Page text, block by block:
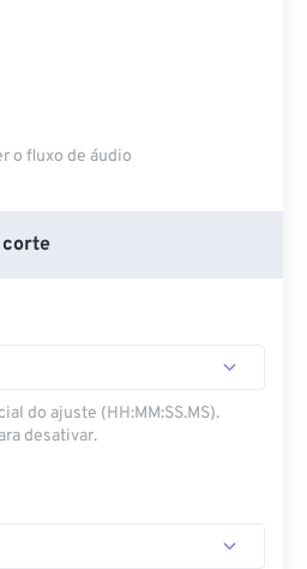
o fluxo de áudio
corte
do ajuste (HH:MM:SS.MS).
desativar.